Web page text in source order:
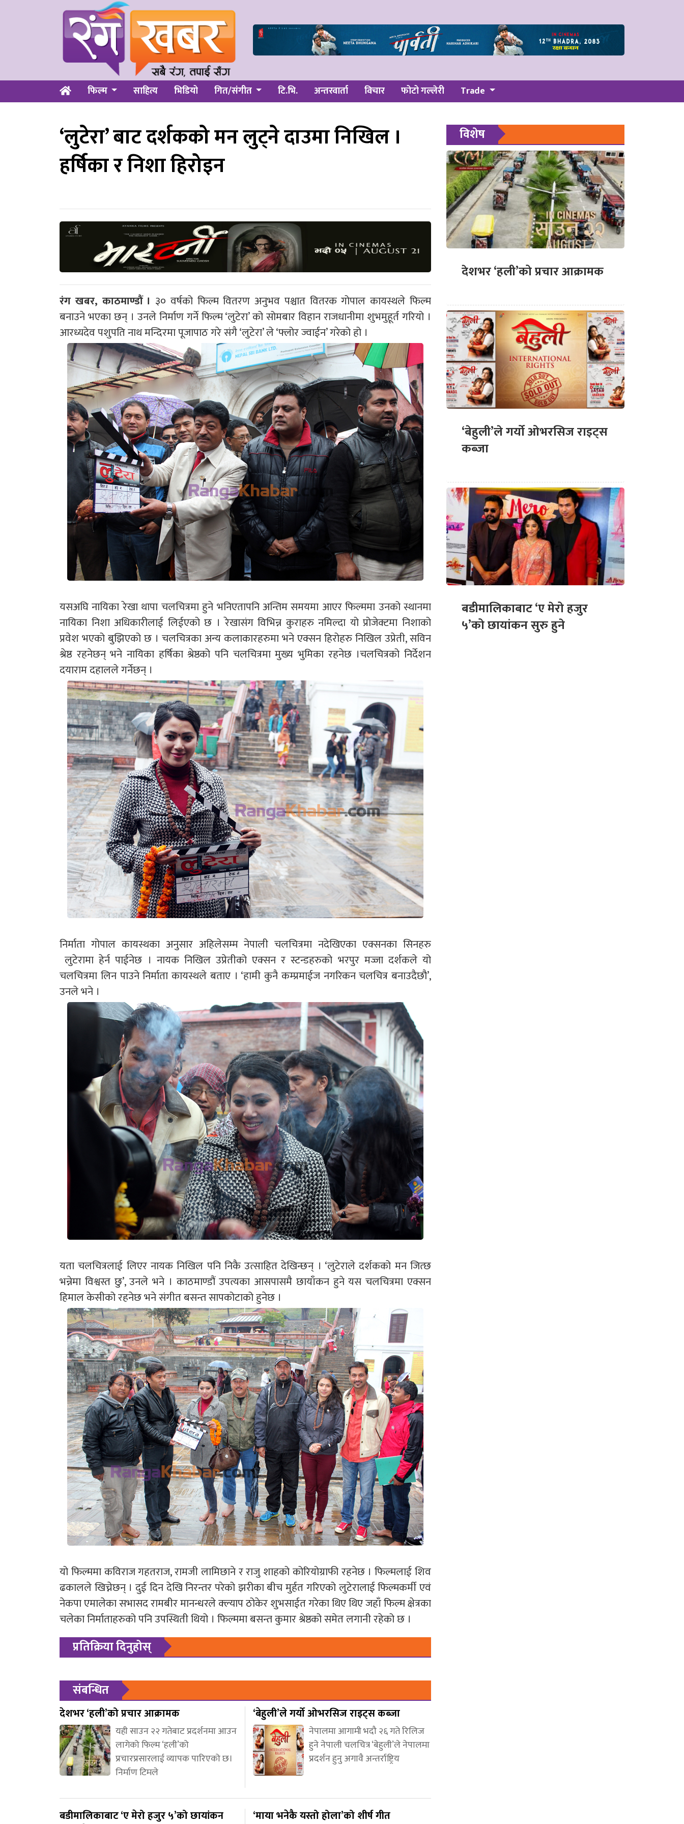
फिल्म साहित्य भिडियो गित/संगीत टि.भि. अन्तरवार्ता विचार फोटो गल्लेरी Trade
‘लुटेरा’ बाट दर्शकको मन लुट्ने दाउमा निखिल ।
हर्षिका र निशा हिरोइन
रंग खबर, काठमाण्डौं । ३० वर्षको फिल्म वितरण अनुभव पश्चात वितरक गोपाल कायस्थले फिल्म
बनाउने भएका छन् । उनले निर्माण गर्ने फिल्म ‘लुटेरा’ को सोमबार विहान राजधानीमा शुभमुहूर्त गरियो ।
आरध्यदेव पशुपति नाथ मन्दिरमा पूजापाठ गरे संगै ‘लुटेरा’ ले ‘फ्लोर ज्वाईन’ गरेको हो ।
यसअघि नायिका रेखा थापा चलचित्रमा हुने भनिएतापनि अन्तिम समयमा आएर फिल्ममा उनको स्थानमा
नायिका निशा अधिकारीलाई लिईएको छ । रेखासंग विभिन्न कुराहरु नमिल्दा यो प्रोजेक्टमा निशाको
प्रवेश भएको बुझिएको छ । चलचित्रका अन्य कलाकारहरुमा भने एक्सन हिरोहरु निखिल उप्रेती, सविन
श्रेष्ठ रहनेछन् भने नायिका हर्षिका श्रेष्ठको पनि चलचित्रमा मुख्य भुमिका रहनेछ ।चलचित्रको निर्देशन
दयाराम दहालले गर्नेछन् ।
निर्माता गोपाल कायस्थका अनुसार अहिलेसम्म नेपाली चलचित्रमा नदेखिएका एक्सनका सिनहरु
लुटेरामा हेर्न पाईनेछ । नायक निखिल उप्रेतीको एक्सन र स्टन्डहरुको भरपुर मज्जा दर्शकले यो
चलचित्रमा लिन पाउने निर्माता कायस्थले बताए । ‘हामी कुनै कम्प्रमाईज नगरिकन चलचित्र बनाउदैछौ’,
उनले भने ।
यता चलचित्रलाई लिएर नायक निखिल पनि निकै उत्साहित देखिन्छन् । ‘लुटेराले दर्शकको मन जित्छ
भन्नेमा विश्वस्त छु’, उनले भने । काठमाण्डौं उपत्यका आसपासमै छायाँकन हुने यस चलचित्रमा एक्सन
हिमाल केसीको रहनेछ भने संगीत बसन्त सापकोटाको हुनेछ ।
यो फिल्ममा कविराज गहतराज, रामजी लामिछाने र राजु शाहको कोरियोग्राफी रहनेछ । फिल्मलाई शिव
ढकालले खिच्नेछन् । दुई दिन देखि निरन्तर परेको झरीका बीच मुर्हत गरिएको लुटेरालाई फिल्मकर्मी एवं
नेकपा एमालेका सभासद रामबीर मानन्धरले क्ल्याप ठोकेर शुभसाईत गरेका थिए थिए जहाँ फिल्म क्षेत्रका
चलेका निर्माताहरुको पनि उपस्थिती थियो । फिल्ममा बसन्त कुमार श्रेष्ठको समेत लगानी रहेको छ ।
प्रतिक्रिया दिनुहोस्
संबन्धित
देशभर ‘हली’को प्रचार आक्रामक
यही साउन २२ गतेबाट प्रदर्शनमा आउन
लागेको फिल्म ‘हली’को
प्रचारप्रसारलाई व्यापक पारिएको छ।
निर्माण टिमले
‘बेहुली’ले गर्यो ओभरसिज राइट्स कब्जा
नेपालमा आगामी भदौ २६ गते रिलिज
हुने नेपाली चलचित्र ‘बेहुली’ले नेपालमा
प्रदर्शन हुनु अगावै अन्तर्राष्ट्रिय
बडीमालिकाबाट ‘ए मेरो हजुर ५’को छायांकन
‘माया भनेकै यस्तो होला’को शीर्ष गीत
विशेष
देशभर ‘हली’को प्रचार आक्रामक
‘बेहुली’ले गर्यो ओभरसिज राइट्स
कब्जा
बडीमालिकाबाट ‘ए मेरो हजुर
५’को छायांकन सुरु हुने